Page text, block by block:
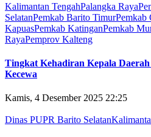
Kalimantan TengahPalangka Raya
SelatanPemkab Barito TimurPemkab
KapuasPemkab KatinganPemkab
RayaPemprov Kalteng
Tingkat Kehadiran Kepala
Kecewa
Kamis, 4 Desember 2025 22:25
Dinas PUPR Barito Selatan